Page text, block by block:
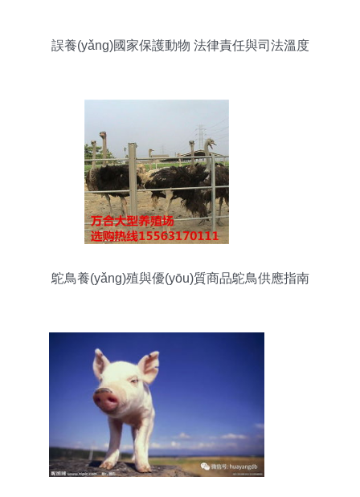
誤養(yǎng)國家保護動物 法律責任與司法溫度
鴕鳥養(yǎng)殖與優(yōu)質商品鴕鳥供應指南